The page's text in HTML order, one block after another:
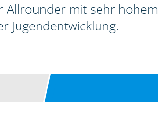
Allrounder mit sehr
Jugendentwicklung.